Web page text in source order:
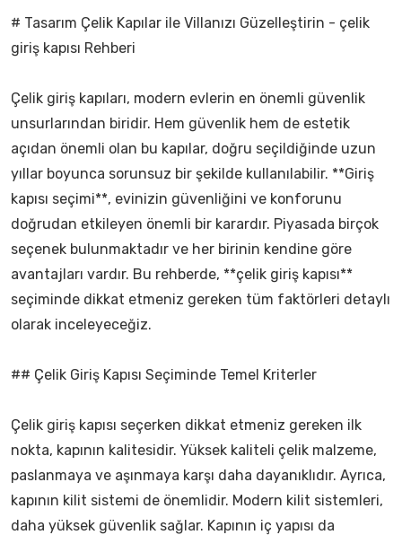
# Tasarım Çelik Kapılar ile Villanızı Güzelleştirin - çelik
giriş kapısı Rehberi
Çelik giriş kapıları, modern evlerin en önemli güvenlik
unsurlarından biridir. Hem güvenlik hem de estetik
açıdan önemli olan bu kapılar, doğru seçildiğinde uzun
yıllar boyunca sorunsuz bir şekilde kullanılabilir. **Giriş
kapısı seçimi**, evinizin güvenliğini ve konforunu
doğrudan etkileyen önemli bir karardır. Piyasada birçok
seçenek bulunmaktadır ve her birinin kendine göre
avantajları vardır. Bu rehberde, **çelik giriş kapısı**
seçiminde dikkat etmeniz gereken tüm faktörleri detaylı
olarak inceleyeceğiz.
## Çelik Giriş Kapısı Seçiminde Temel Kriterler
Çelik giriş kapısı seçerken dikkat etmeniz gereken ilk
nokta, kapının kalitesidir. Yüksek kaliteli çelik malzeme,
paslanmaya ve aşınmaya karşı daha dayanıklıdır. Ayrıca,
kapının kilit sistemi de önemlidir. Modern kilit sistemleri,
daha yüksek güvenlik sağlar. Kapının iç yapısı da